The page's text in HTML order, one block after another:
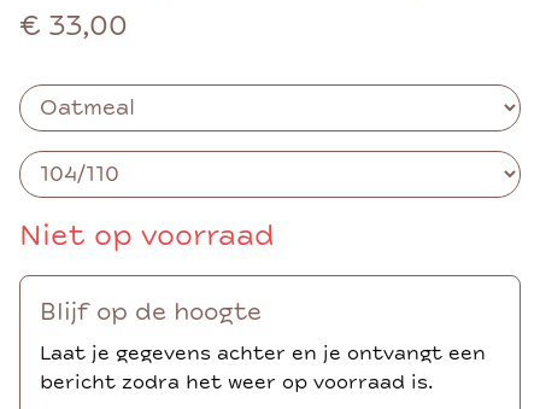
€ 33,00
Niet op voorraad
Blijf op de hoogte
Laat je gegevens achter en je ontvangt een
bericht zodra het weer op voorraad is.